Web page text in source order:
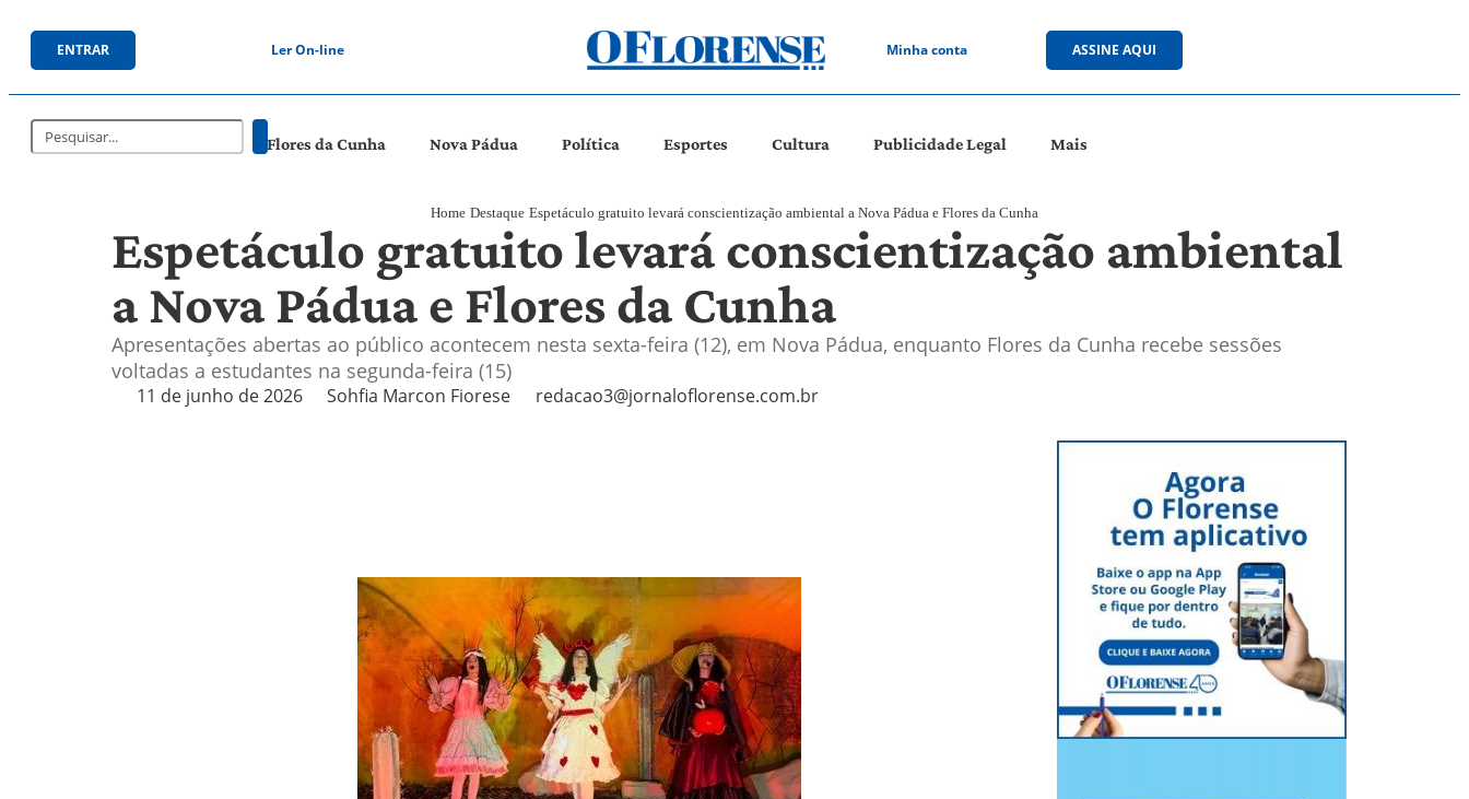
ENTRAR Ler On-line Minha conta ASSINE AQUI
Flores da Cunha Nova Pádua Política Esportes Cultura Publicidade Legal Mais
Home Destaque Espetáculo gratuito levará conscientização ambiental a Nova Pádua e Flores da Cunha
Espetáculo gratuito levará conscientização ambiental
a Nova Pádua e Flores da Cunha
Apresentações abertas ao público acontecem nesta sexta-feira (12), em Nova Pádua, enquanto Flores da Cunha recebe sessões
voltadas a estudantes na segunda-feira (15)
11 de junho de 2026 Sohfia Marcon Fiorese redacao3@jornaloflorense.com.br